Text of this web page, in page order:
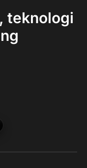
teknologi